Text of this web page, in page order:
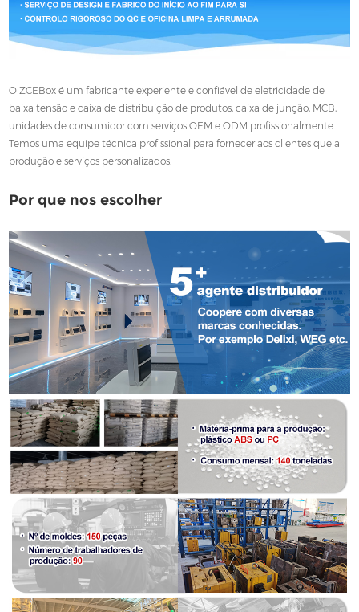
O ZCEBox é um fabricante experiente e confiável de eletricidade de
baixa tensão e caixa de distribuição de produtos, caixa de junção, MCB,
unidades de consumidor com serviços OEM e ODM profissionalmente.
Temos uma equipe técnica profissional para fornecer aos clientes que a
produção e serviços personalizados.
Por que nos escolher